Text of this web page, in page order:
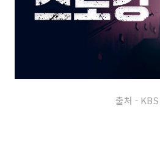
출처 - KBS